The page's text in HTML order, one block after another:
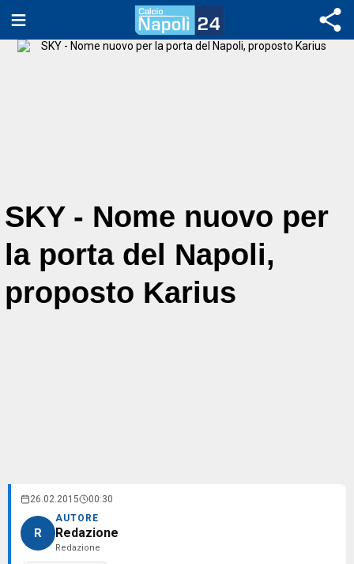
SKY - Nome nuovo per
la porta del Napoli,
proposto Karius
26.02.2015 00:30
R
AUTORE
Redazione
Redazione